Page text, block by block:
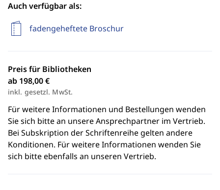
Auch verfügbar als:
fadengeheftete Broschur
Preis für Bibliotheken
ab 198,00 €
inkl. gesetzl. MwSt.
Für weitere Informationen und Bestellungen wenden
Sie sich bitte an unsere Ansprechpartner im Vertrieb.
Bei Subskription der Schriftenreihe gelten andere
Konditionen. Für weitere Informationen wenden Sie
sich bitte ebenfalls an unseren Vertrieb.